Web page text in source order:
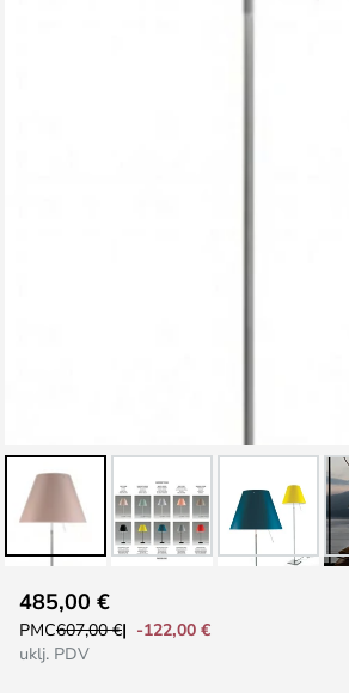
to
the
beginning
485,00 €
PMC607,00 €
-122,00 €
uklj. PDV